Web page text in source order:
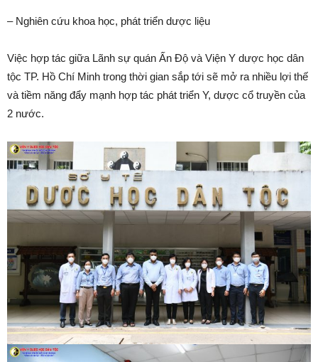
– Nghiên cứu khoa học, phát triển dược liệu
Việc hợp tác giữa Lãnh sự quán Ấn Độ và Viện Y dược học dân
tộc TP. Hồ Chí Minh trong thời gian sắp tới sẽ mở ra nhiều lợi thế
và tiềm năng đẩy mạnh hợp tác phát triển Y, dược cổ truyền của
2 nước.